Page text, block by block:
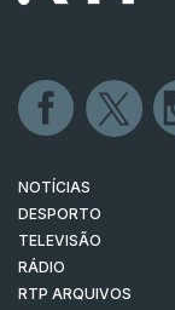
NOTÍCIAS
DESPORTO
TELEVISÃO
RÁDIO
RTP ARQUIVOS